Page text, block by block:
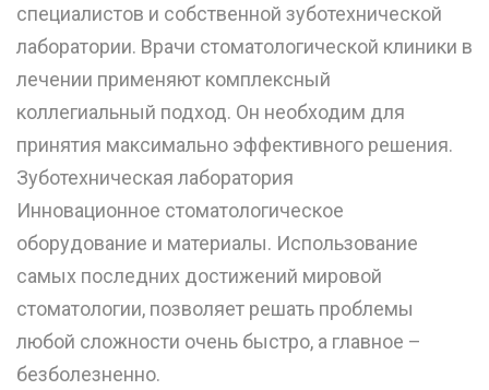
специалистов и собственной зуботехнической
лаборатории. Врачи стоматологической клиники в
лечении применяют комплексный
коллегиальный подход. Он необходим для
принятия максимально эффективного решения.
Зуботехническая лаборатория
Инновационное стоматологическое
оборудование и материалы. Использование
самых последних достижений мировой
стоматологии, позволяет решать проблемы
любой сложности очень быстро, а главное –
безболезненно.